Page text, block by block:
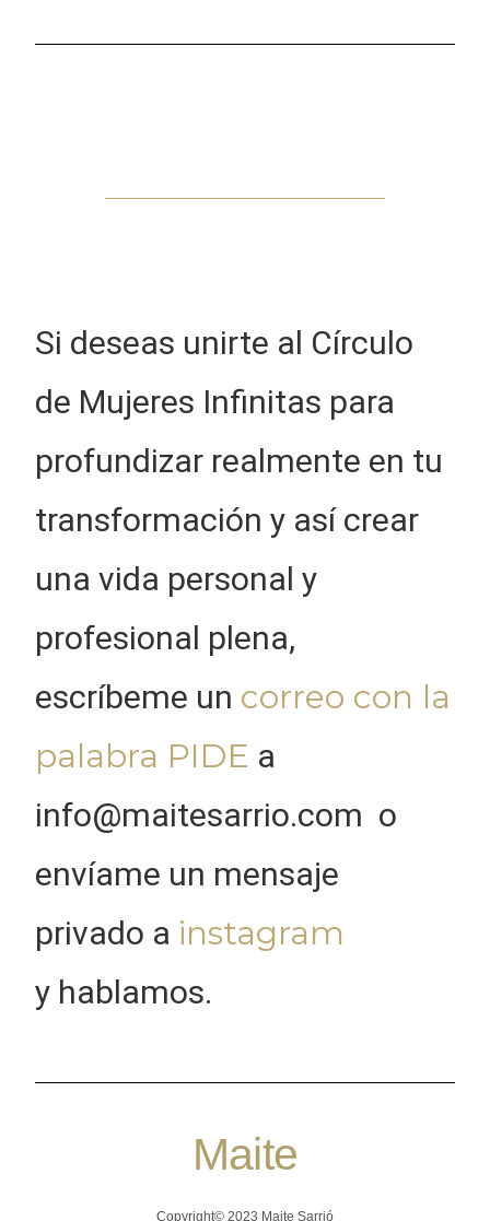
Si deseas unirte al Círculo
de Mujeres Infinitas para
profundizar realmente en tu
transformación y así crear
una vida personal y
profesional plena,
escríbeme un correo con la
palabra PIDE a
info@maitesarrio.com o
envíame un mensaje
privado a instagram
y hablamos.
Maite
Copyright© 2023 Maite Sarrió